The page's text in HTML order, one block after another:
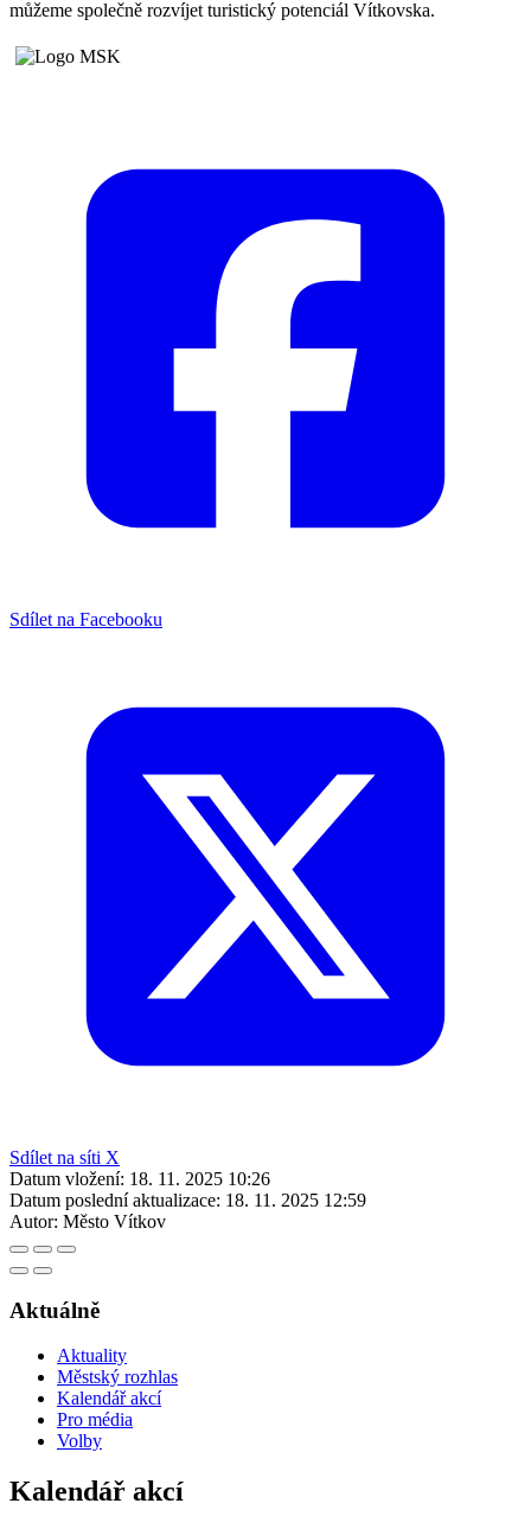
můžeme společně rozvíjet turistický potenciál Vítkovska.
Sdílet na Facebooku
Sdílet na síti X
Datum vložení: 18. 11. 2025 10:26
Datum poslední aktualizace: 18. 11. 2025 12:59
Autor: Město Vítkov
Aktuálně
Aktuality
Městský rozhlas
Kalendář akcí
Pro média
Volby
Kalendář akcí